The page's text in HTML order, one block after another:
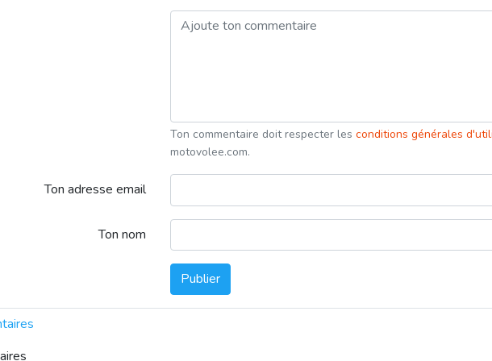
Ton commentaire doit respecter les conditions générales
motovolee.com.
Ton adresse email
Ton nom
Publier